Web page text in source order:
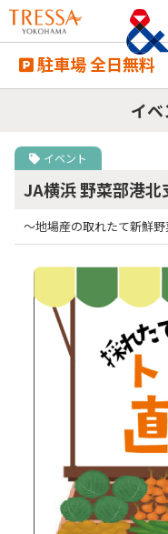
駐車場 全日無料
イ
イベント
JA横浜 野菜部港
～地場産の取れたて新鮮